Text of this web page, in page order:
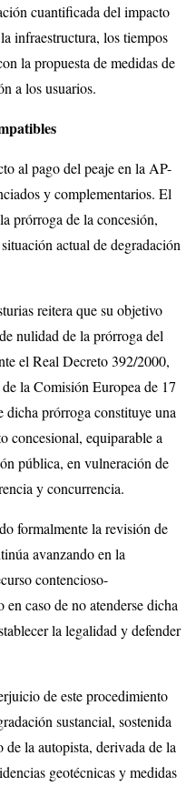
cuantificada del impacto
infraestructura, los tiempos
la propuesta de medidas de
a los usuarios.
al pago del peaje en la AP-
y complementarios. El
prórroga de la concesión,
actual de degradación
reitera que su objetivo
nulidad de la prórroga del
el Real Decreto 392/2000,
la Comisión Europea de 17
prórroga constituye una
concesional, equiparable a
pública, en vulneración de
y concurrencia.
formalmente la revisión de
avanzando en la
contencioso-
caso de no atenderse dicha
la legalidad y defender
de este procedimiento
sustancial, sostenida
la autopista, derivada de la
geotécnicas y medidas